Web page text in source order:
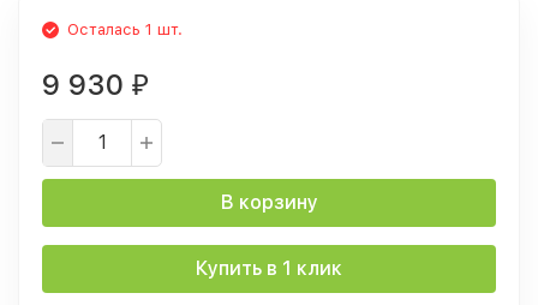
Осталась 1 шт.
9 930 ₽
В корзину
Купить в 1 клик